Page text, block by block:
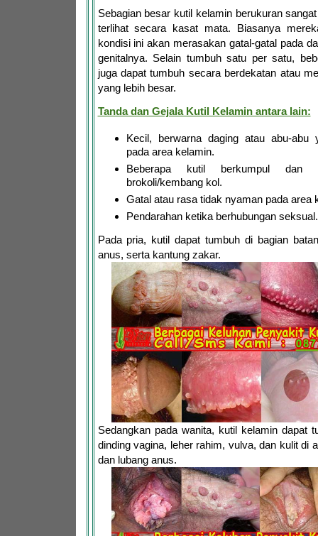
Sebagian besar kutil kelamin berukuran
terlihat secara kasat mata. Biasanya
kondisi ini akan merasakan gatal-gatal pada
genitalnya. Selain tumbuh satu per satu,
juga dapat tumbuh secara berdekatan atau
yang lebih besar.
Tanda dan Gejala Kutil Kelamin antara lain:
Kecil, berwarna daging atau abu-abu
pada area kelamin.
Beberapa kutil berkumpul dan
brokoli/kembang kol.
Gatal atau rasa tidak nyaman pada area
Pendarahan ketika berhubungan seksual.
Pada pria, kutil dapat tumbuh di bagian
anus, serta kantung zakar.
Sedangkan pada wanita, kutil kelamin dapat
dinding vagina, leher rahim, vulva, dan kulit di
dan lubang anus.